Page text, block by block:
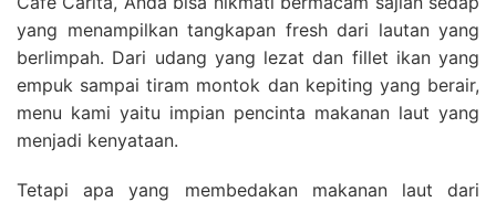
yang menampilkan tangkapan fresh dari lautan yang
berlimpah. Dari udang yang lezat dan fillet ikan yang
empuk sampai tiram montok dan kepiting yang berair,
menu kami yaitu impian pencinta makanan laut yang
menjadi kenyataan.
Tetapi apa yang membedakan makanan laut dari